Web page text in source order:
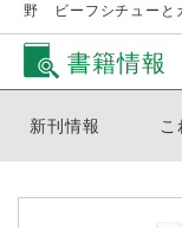
野 ビーフシチューと
書籍情報
新刊情報